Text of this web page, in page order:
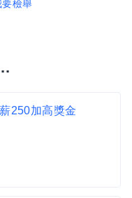
要檢舉
250加高獎金